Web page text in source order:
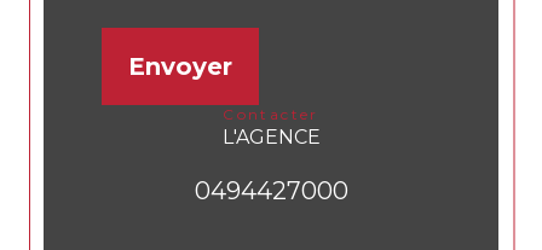
Envoyer
contacter
L'AGENCE
0494427000